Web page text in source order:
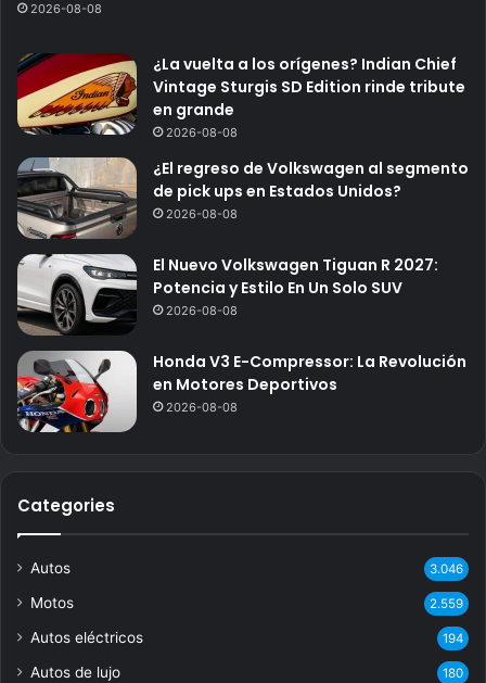
2026-08-08
¿La vuelta a los orígenes? Indian Chief
Vintage Sturgis SD Edition rinde tribute
en grande
2026-08-08
¿El regreso de Volkswagen al segmento
de pick ups en Estados Unidos?
2026-08-08
El Nuevo Volkswagen Tiguan R 2027:
Potencia y Estilo En Un Solo SUV
2026-08-08
Honda V3 E-Compressor: La Revolución
en Motores Deportivos
2026-08-08
Categories
Autos 3.046
Motos 2.559
Autos eléctricos 194
Autos de lujo 180